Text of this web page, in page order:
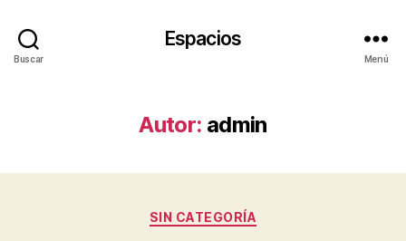
Buscar
Espacios
Menú
Autor: admin
Categorías
SIN CATEGORÍA